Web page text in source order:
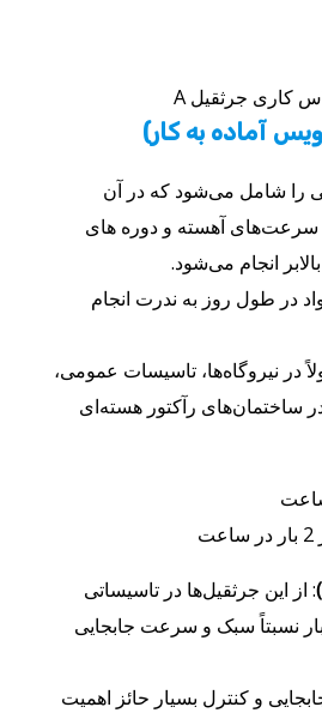
را شامل می‌شود که در آن
سرعت‌های آهسته و دوره های
انجام می‌شود.
در طول روز به ندرت انجام
در نیروگاه‌ها، تاسیسات عمومی،
در ساختمان‌های رآکتور هسته‌ای
: از این جرثقیل‌ها در تاسیساتی
نسبتاً سبک و سرعت جابجایی
و کنترل بسیار حائز اهمیت